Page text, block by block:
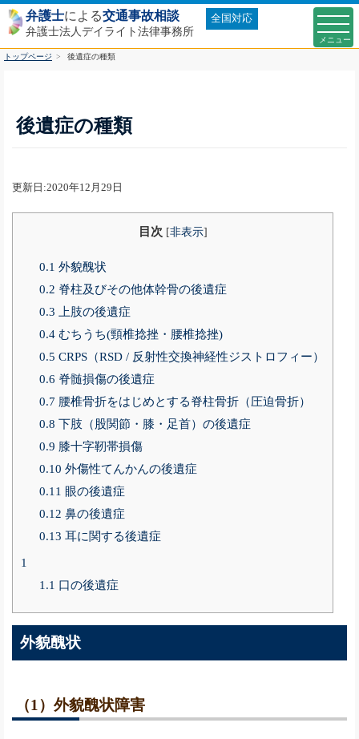
弁護士による交通事故相談
弁護士法人デイライト法律事務所
全国対応
トップページ 後遺症の種類
後遺症の種類
更新日:2020年12月29日
目次 [非表示]
0.1 外貌醜状
0.2 脊柱及びその他体幹骨の後遺症
0.3 上肢の後遺症
0.4むちうち(頸椎捻挫・腰椎捻挫)
0.5 CRPS（RSD / 反射性交換神経性ジストロフィー）
0.6 脊髄損傷の後遺症
0.7 腰椎骨折をはじめとする脊柱骨折（圧迫骨折）
0.8 下肢（股関節・膝・足首）の後遺症
0.9 膝十字靭帯損傷
0.10 外傷性てんかんの後遺症
0.11 眼の後遺症
0.12 鼻の後遺症
0.13 耳に関する後遺症
1
1.1 口の後遺症
外貌醜状
（1）外貌醜状障害